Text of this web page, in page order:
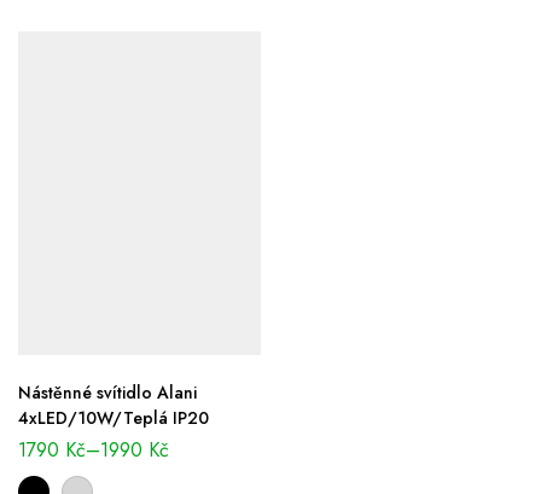
Nástěnné svítidlo Alani
4xLED/10W/Teplá IP20
1790 Kč–1990 Kč